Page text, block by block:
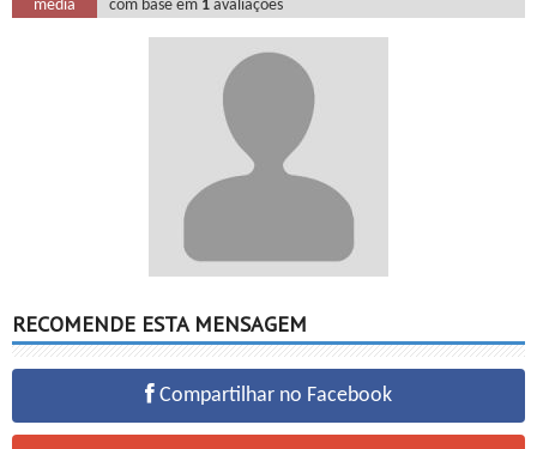
média com base em 1 avaliações
RECOMENDE ESTA MENSAGEM
Compartilhar no Facebook